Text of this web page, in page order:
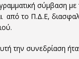
σύμβαση
το Π.Δ.Ε,
την συνεδρίαση